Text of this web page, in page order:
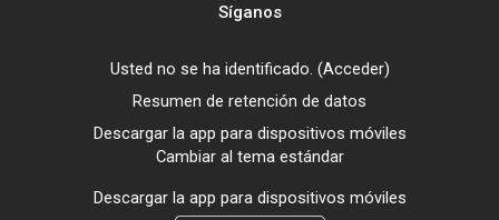
Síganos
Usted no se ha identificado. (Acceder)
Resumen de retención de datos
Descargar la app para dispositivos móviles
Cambiar al tema estándar
Descargar la app para dispositivos móviles